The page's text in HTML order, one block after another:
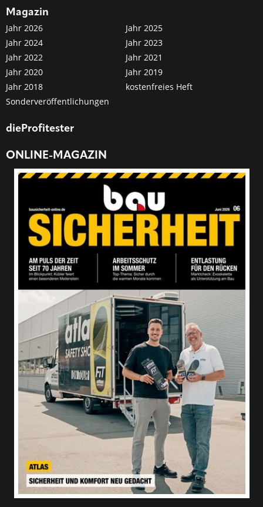
Magazin
Jahr 2026
Jahr 2025
Jahr 2024
Jahr 2023
Jahr 2022
Jahr 2021
Jahr 2020
Jahr 2019
Jahr 2018
kostenfreies Heft
Sonderveröffentlichungen
dieProfitester
ONLINE-MAGAZIN